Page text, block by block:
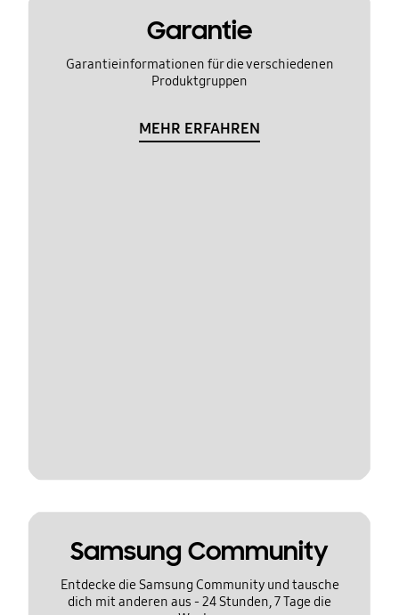
Garantie
Garantieinformationen für die verschiedenen
Produktgruppen
MEHR ERFAHREN
Samsung Community
Entdecke die Samsung Community und tausche
dich mit anderen aus - 24 Stunden, 7 Tage die